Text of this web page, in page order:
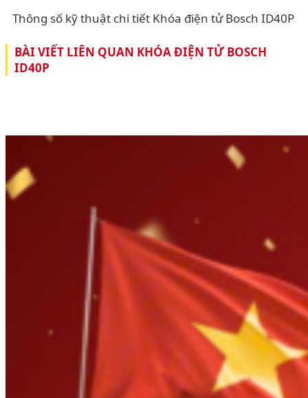
Thông số kỹ thuật chi tiết Khóa điện tử Bosch ID40P
BÀI VIẾT LIÊN QUAN KHÓA ĐIỆN TỬ BOSCH
ID40P